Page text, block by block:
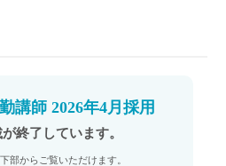
講師 2026年4月採用
終了しています。
部からご覧いただけます。